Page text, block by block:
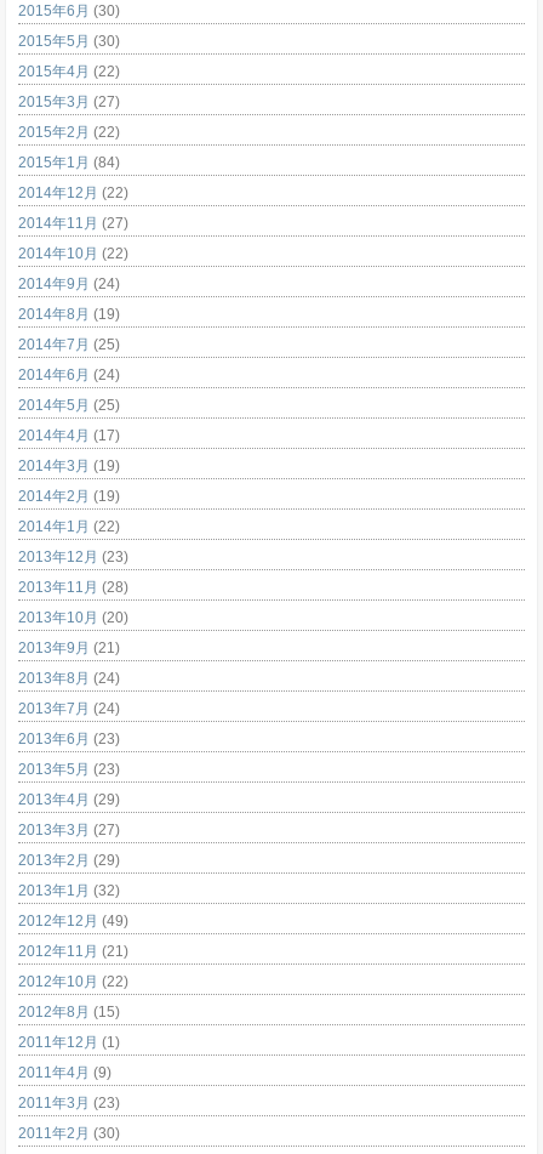
2015年6月 (30)
2015年5月 (30)
2015年4月 (22)
2015年3月 (27)
2015年2月 (22)
2015年1月 (84)
2014年12月 (22)
2014年11月 (27)
2014年10月 (22)
2014年9月 (24)
2014年8月 (19)
2014年7月 (25)
2014年6月 (24)
2014年5月 (25)
2014年4月 (17)
2014年3月 (19)
2014年2月 (19)
2014年1月 (22)
2013年12月 (23)
2013年11月 (28)
2013年10月 (20)
2013年9月 (21)
2013年8月 (24)
2013年7月 (24)
2013年6月 (23)
2013年5月 (23)
2013年4月 (29)
2013年3月 (27)
2013年2月 (29)
2013年1月 (32)
2012年12月 (49)
2012年11月 (21)
2012年10月 (22)
2012年8月 (15)
2011年12月 (1)
2011年4月 (9)
2011年3月 (23)
2011年2月 (30)